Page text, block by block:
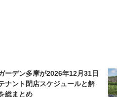
ーデン多摩が2026年12月31日
ナント閉店スケジュールと解
総まとめ